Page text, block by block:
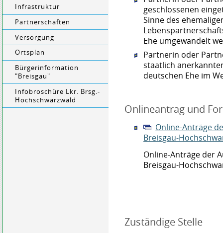
Infrastruktur
Partnerschaften
Versorgung
Ortsplan
Bürgerinformation
"Breisgau"
Infobroschüre Lkr. Brsg.-
Hochschwarzwald
geschlossenen
Sinne des
Ehe umgewandelt
Partnerin oder
staatlich
deutschen Ehe im
Onlineantrag und
Online-Anträge
Breisgau-
Online-Anträge der
Breisgau-
Zuständige Stelle